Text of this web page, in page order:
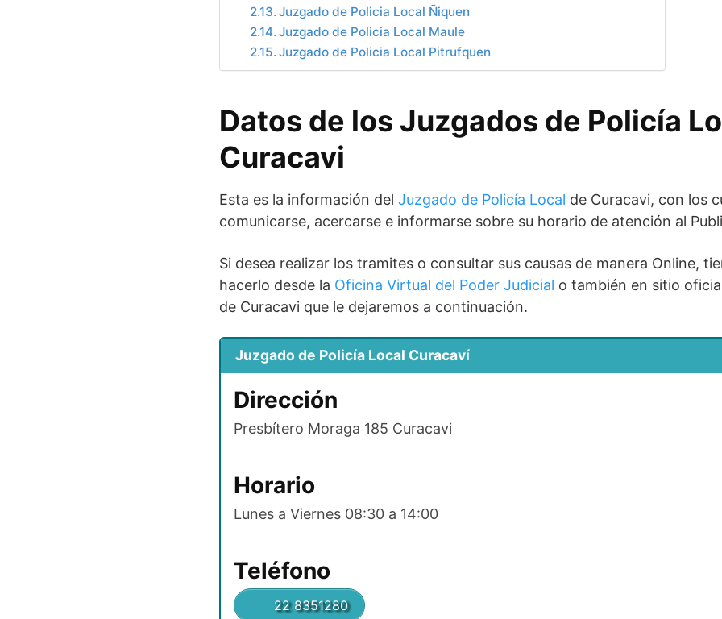
Juzgado de Policia Local Ñiquen
Juzgado de Policia Local Maule
Juzgado de Policia Local Pitrufquen
Datos de los Juzgados de Policía
Curacavi
Esta es la información del Juzgado de Policía Local de Curacavi, con los
comunicarse, acercarse e informarse sobre su horario de atención al
Si desea realizar los tramites o consultar sus causas de manera Online,
hacerlo desde la Oficina Virtual del Poder Judicial o también en sitio
de Curacavi que le dejaremos a continuación.
Juzgado de Policía Local Curacaví
Dirección
Presbítero Moraga 185 Curacavi
Horario
Lunes a Viernes 08:30 a 14:00
Teléfono
22 8351280